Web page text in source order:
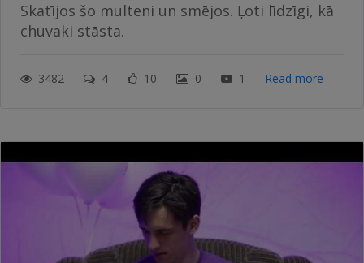
Skatījos šo multeni un smējos. Ļoti līdzīgi, kā
chuvaki stāsta.
3482 4 10 0 1 Read more